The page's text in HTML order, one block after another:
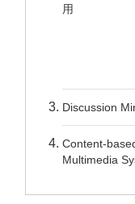
用
Discussion
Content-
Multimedia